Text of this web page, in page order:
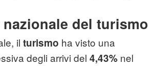
nazionale del turismo
il turismo ha visto una
degli arrivi del 4,43% nel